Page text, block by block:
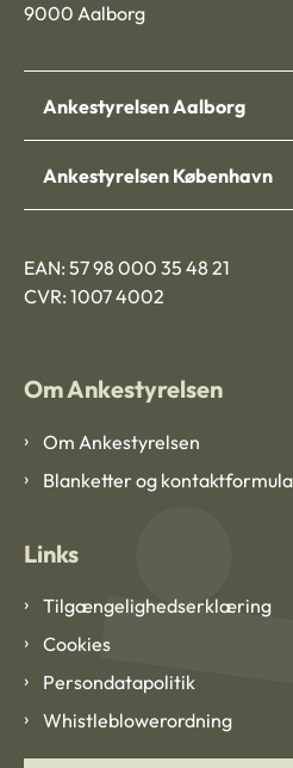
9000 Aalborg
Ankestyrelsen Aalborg
Ankestyrelsen København
EAN: 57 98 000 35 48 21
CVR: 1007 4002
Om Ankestyrelsen
Om Ankestyrelsen
Blanketter og
Links
Tilgængelighedserklæring
Cookies
Persondatapolitik
Whistleblowerordning